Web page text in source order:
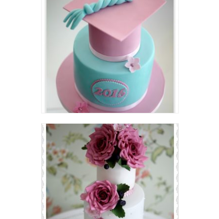
Birthday Cake
Girly Graduation Cake